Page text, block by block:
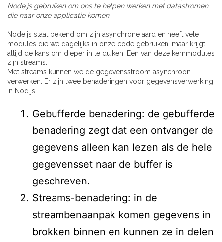
Node.js gebruiken om ons te helpen werken met datastromen
die naar onze applicatie komen.
Node.js staat bekend om zijn asynchrone aard en heeft vele
modules die we dagelijks in onze code gebruiken, maar krijgt
altijd de kans om dieper in te duiken. Een van deze kernmodules
zijn streams.
Met streams kunnen we de gegevensstroom asynchroon
verwerken. Er zijn twee benaderingen voor gegevensverwerking
in Nod.js.
Gebufferde benadering: de gebufferde
benadering zegt dat een ontvanger de
gegevens alleen kan lezen als de hele
gegevensset naar de buffer is
geschreven.
Streams-benadering: in de
streambenaanpak komen gegevens in
brokken binnen en kunnen ze in delen